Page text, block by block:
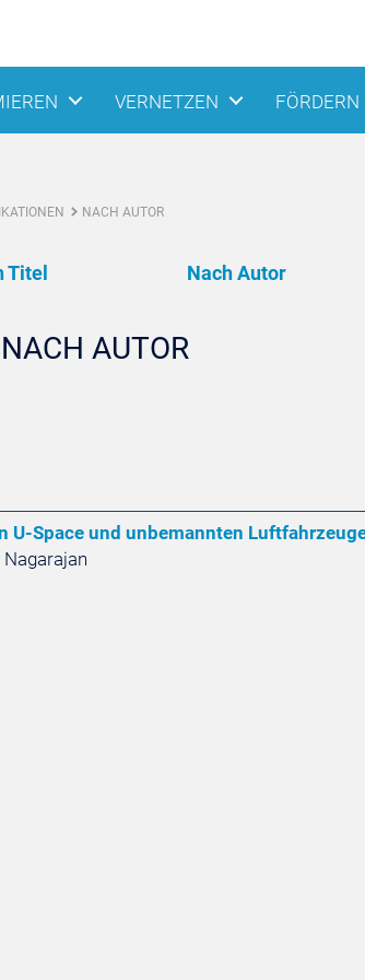
VERNETZEN FÖRDERN
NACH AUTOR
Titel Nach Autor
AUTOR
Space und unbemannten
Nagarajan